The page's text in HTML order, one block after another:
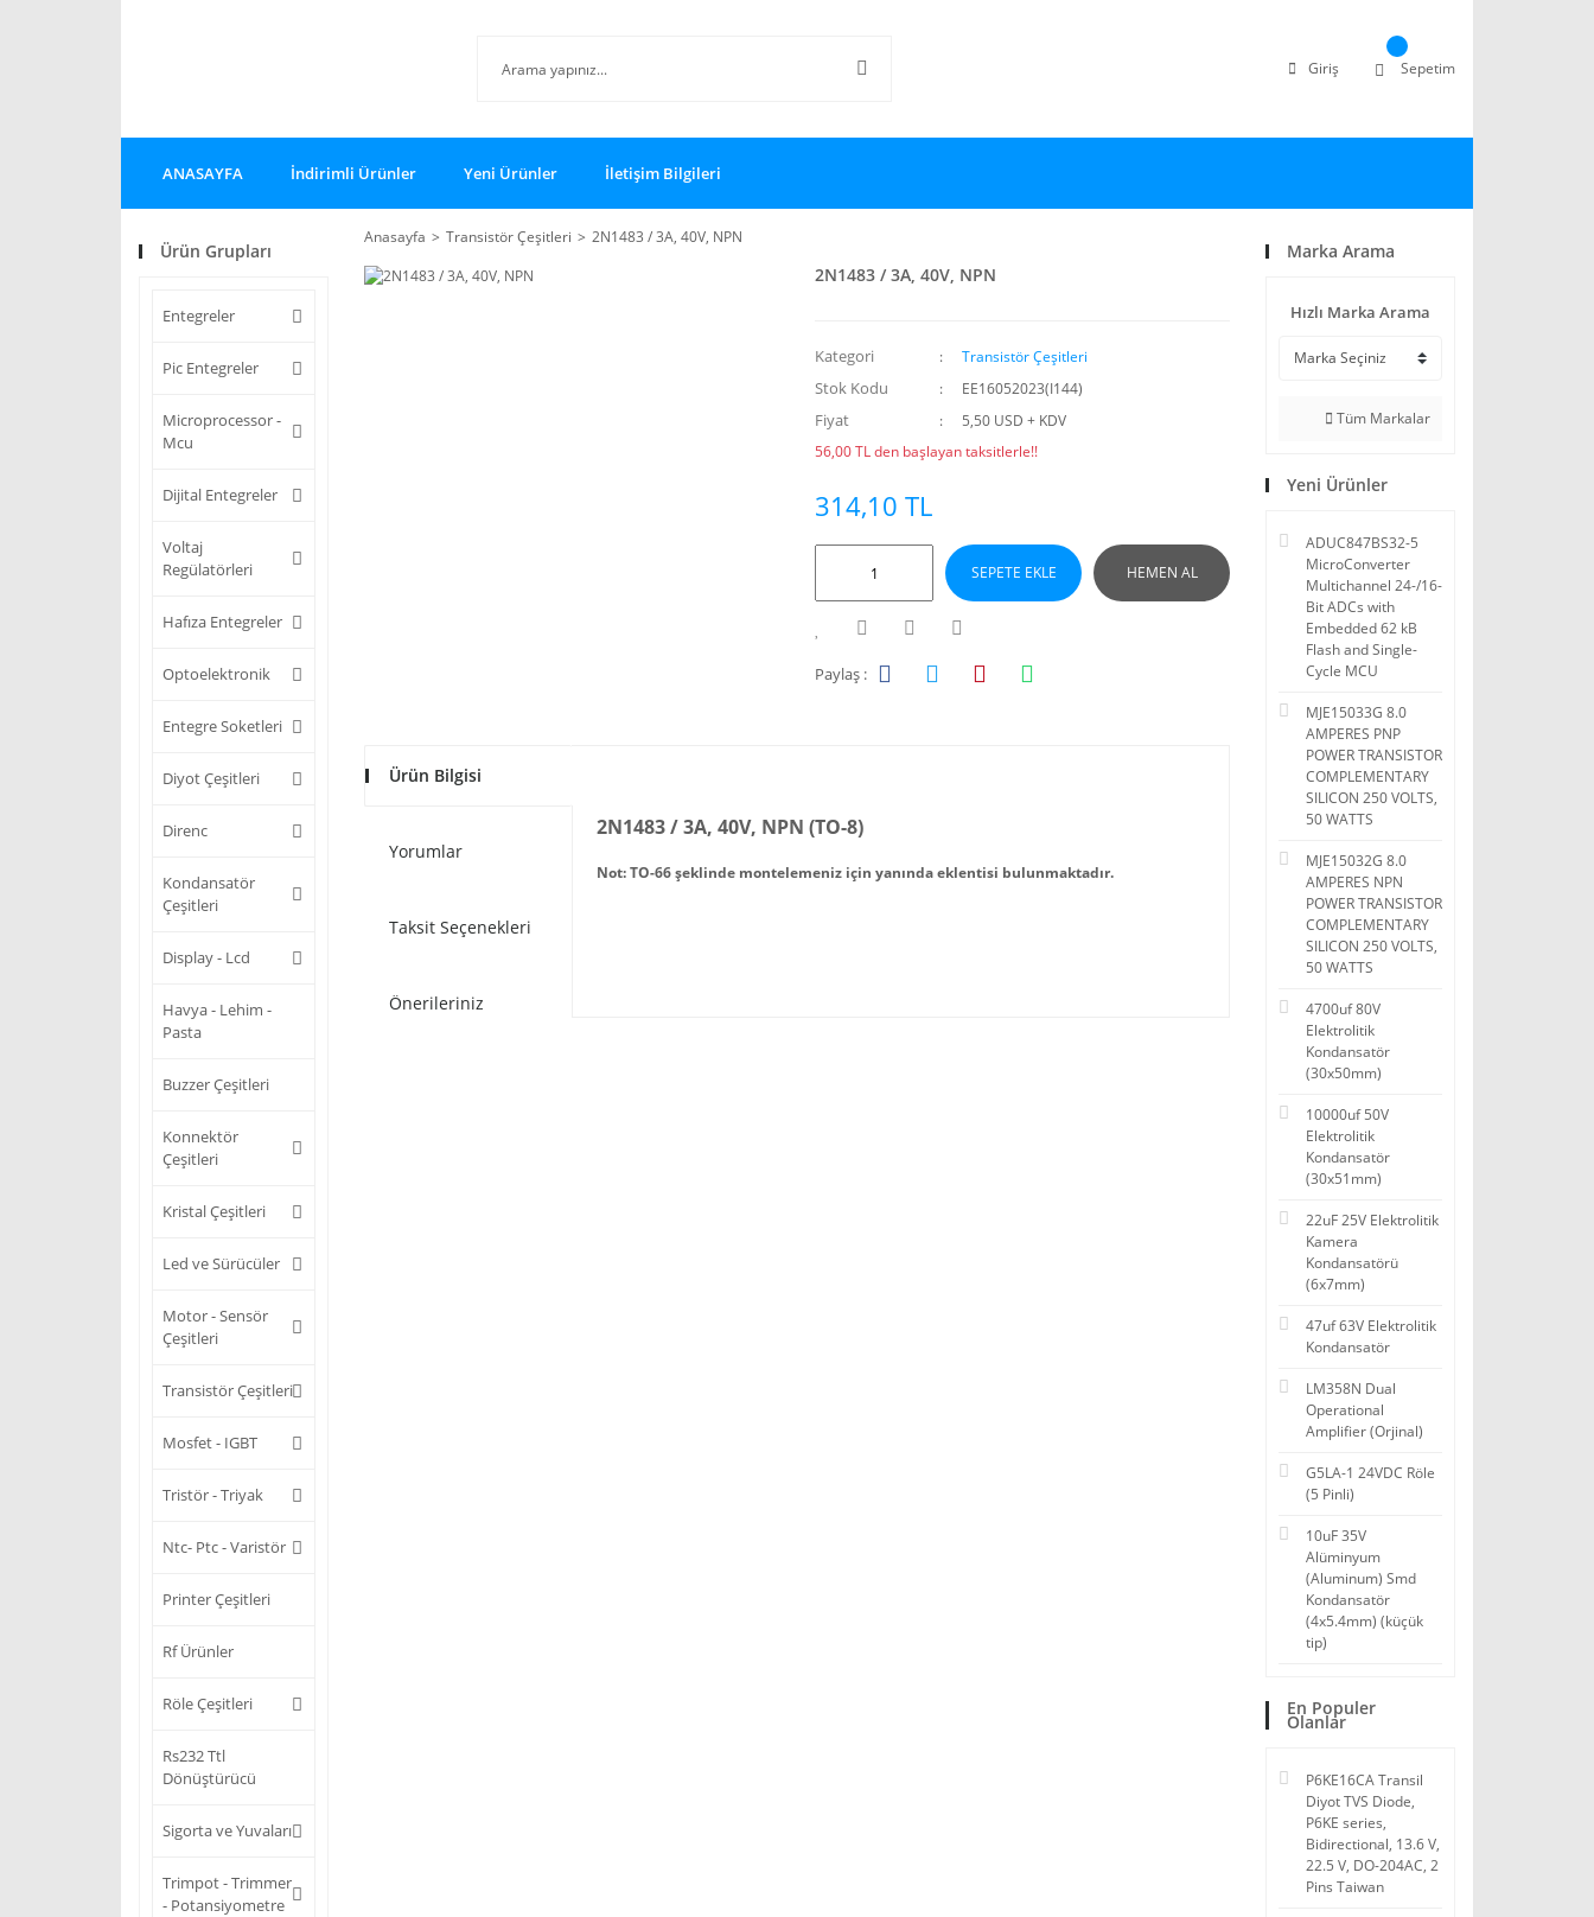
Giriş Sepetim
ANASAYFA İndirimli Ürünler Yeni Ürünler İletişim Bilgileri
Ürün Grupları
Entegreler
Pic Entegreler
Microprocessor -
Mcu
Dijital Entegreler
Voltaj
Regülatörleri
Hafıza Entegreler
Optoelektronik
Entegre Soketleri
Diyot Çeşitleri
Direnc
Kondansatör
Çeşitleri
Display - Lcd
Havya - Lehim -
Pasta
Buzzer Çeşitleri
Konnektör
Çeşitleri
Kristal Çeşitleri
Led ve Sürücüler
Motor - Sensör
Çeşitleri
Transistör Çeşitleri
Mosfet - IGBT
Tristör - Triyak
Ntc- Ptc - Varistör
Printer Çeşitleri
Rf Ürünler
Röle Çeşitleri
Rs232 Ttl
Dönüştürücü
Sigorta ve Yuvaları
Trimpot - Trimmer
- Potansiyometre
Anasayfa Transistör Çeşitleri 2N1483 / 3A, 40V, NPN
2N1483 / 3A, 40V, NPN
Kategori Transistör Çeşitleri
Stok Kodu EE16052023(I144)
Fiyat
5,50 USD + KDV
56,00 TL den başlayan taksitlerle!!
314,10 TL
SEPETE EKLE HEMEN AL
Paylaş :
Ürün Bilgisi
Yorumlar
Taksit Seçenekleri
Önerileriniz
2N1483 / 3A, 40V, NPN (TO-8)
Not: TO-66 şeklinde montelemeniz için yanında eklentisi bulunmaktadır.
Marka Arama
Hızlı Marka Arama
Tüm Markalar
Yeni Ürünler
ADUC847BS32-5
MicroConverter
Multichannel 24-/16-
Bit ADCs with
Embedded 62 kB
Flash and Single-
Cycle MCU
MJE15033G 8.0
AMPERES PNP
POWER TRANSISTOR
COMPLEMENTARY
SILICON 250 VOLTS,
50 WATTS
MJE15032G 8.0
AMPERES NPN
POWER TRANSISTOR
COMPLEMENTARY
SILICON 250 VOLTS,
50 WATTS
4700uf 80V
Elektrolitik
Kondansatör
(30x50mm)
10000uf 50V
Elektrolitik
Kondansatör
(30x51mm)
22uF 25V Elektrolitik
Kamera
Kondansatörü
(6x7mm)
47uf 63V Elektrolitik
Kondansatör
LM358N Dual
Operational
Amplifier (Orjinal)
G5LA-1 24VDC Röle
(5 Pinli)
10uF 35V
Alüminyum
(Aluminum) Smd
Kondansatör
(4x5.4mm) (küçük
tip)
En Populer
Olanlar
P6KE16CA Transil
Diyot TVS Diode,
P6KE series,
Bidirectional, 13.6 V,
22.5 V, DO-204AC, 2
Pins Taiwan